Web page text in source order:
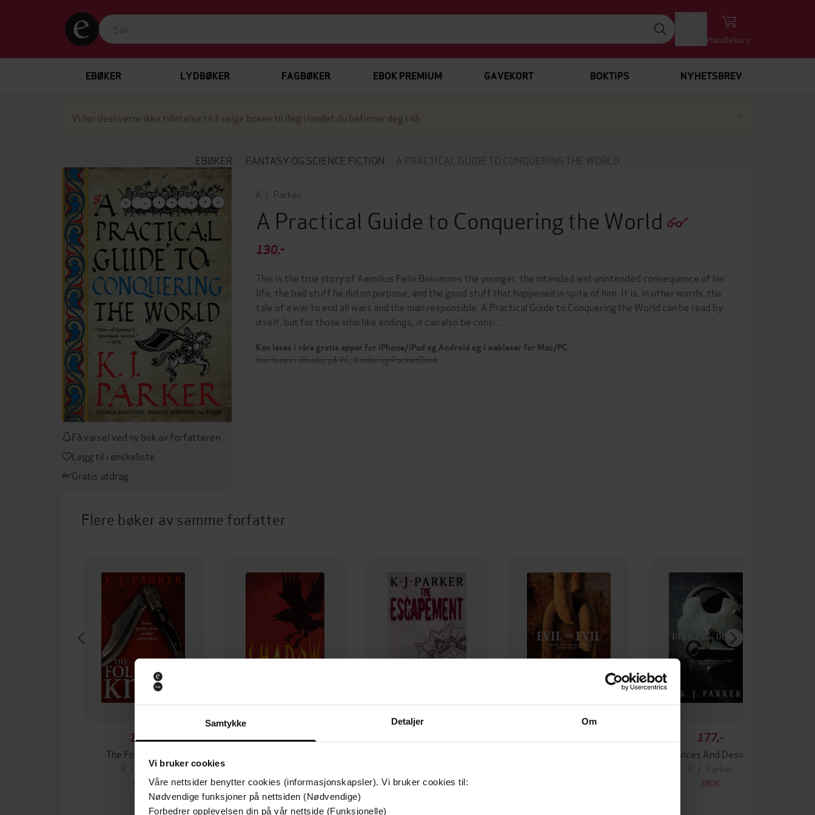
Samtykke Detaljer Om
Vi bruker cookies
Våre nettsider benytter cookies (informasjonskapsler). Vi bruker cookies til:
Nødvendige funksjoner på nettsiden (Nødvendige)
Forbedrer opplevelsen din på vår nettside (Funksjonelle)
Handlekurv
EBØKER LYDBØKER FAGBØKER EBOK PREMIUM GAVEKORT BOKTIPS NYHETSBREV
Vi har dessverre ikke tillatelse til å selge boken til deg i landet du befinner deg i nå.
EBØKER FANTASY OG SCIENCE FICTION A PRACTICAL GUIDE TO CONQUERING THE WORLD
Få varsel ved ny bok av forfatteren
Legg til i ønskeliste
Gratis utdrag
K.J. Parker
A Practical Guide to Conquering the World
130,-
This is the true story of Aemilius Felix Boioannes the younger, the intended and unintended consequence of his
life, the bad stuff he did on purpose, and the good stuff that happened in spite of him. It is, in other words, the
tale of a war to end all wars and the man responsible. A Practical Guide to Conquering the World can be read by
itself, but for those who like endings, it can also be consi…
Kan leses i våre gratis apper for iPhone/iPad og Android og i webleser for Mac/PC
Kan leses i iBooks, på PC, Kindle og PocketBook
Flere bøker av samme forfatter
106,-
The Folding Knife
K.J. Parker
EBOK
59,-
EBOK EBOK
177,-
Devices And Desires
K.J. Parker
EBOK